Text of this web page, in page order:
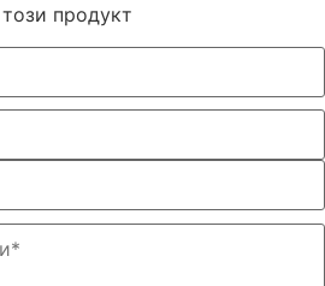
продукт